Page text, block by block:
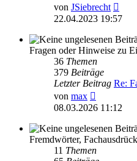
von JSiebrecht
22.04.2023 19:57
Fragen oder Hinweise zu
36 Themen
379 Beiträge
Letzter Beitrag Re:
von max
Beitrag
08.03.2026 11:12
Fremdwörter,
11 Themen